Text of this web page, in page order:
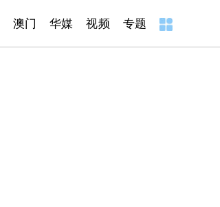
澳门 华媒 视频 专题